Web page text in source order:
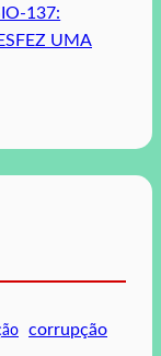
137:
UMA
corrupção